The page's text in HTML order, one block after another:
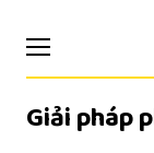
Giải pháp